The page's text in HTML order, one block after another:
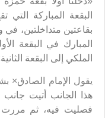
البقعة المباركة
بقاعتين متداخلتين،
المبارك في البقعة
الملكي إلى البقعة
يقول الإمام الصادق×
هذا الجانب أتيت
فصليت فيه، ثم